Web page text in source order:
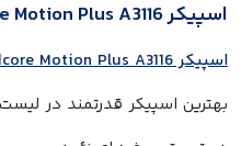
قدرتمند در لیست